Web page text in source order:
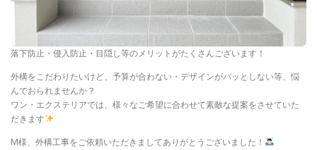
落下防止・侵入防止・目隠し等のメリットがたくさんございます！
外構をこだわりたいけど、予算が合わない・デザインがパッとしない等、悩
んでおられませんか？
ワン・エクステリアでは、様々なご希望に合わせて素敵な提案をさせていた
だきます
M様、外構工事をご依頼いただきましてありがとうございました！